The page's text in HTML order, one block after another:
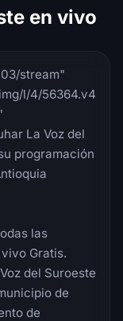
en vivo
stream"
l/4/56364.v4
La Voz del
programación
las
Gratis.
del Suroeste
de
de